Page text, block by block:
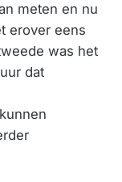
meten en nu
erover eens
was het
dat